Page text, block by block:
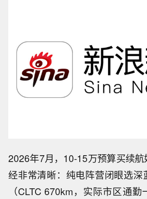
2026年7月，10-15万预算买续
经非常清晰：纯电阵营闭眼选深
（CLTC 670km，实际市区通